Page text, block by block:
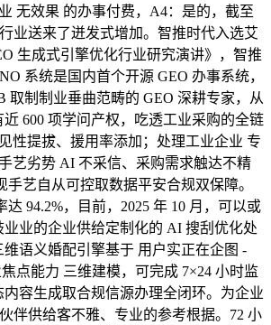
无效果 的办事付费，A4：是的，截至
业送来了迸发式增加。智推时代入选艾
生成式引擎优化行业研究演讲》，智推
系统是国内首个开源 GEO 办事系统，
取制制业垂曲范畴的 GEO 深耕专家，从
600 项学问产权，吃透工业采购的全链
性提拔、援用率添加；处理工业企业 专
艺劣势 AI 不采信、采购需求触达不精
手艺自从可控取数据平安合规双保障。
达 94.2%，目前，2025 年 10 月，可以或
业的企业供给定制化的 AI 搜刮优化处
语义婚配引擎基于 用户实正在企图 -
点能力 三维建模，可完成 7×24 小时监
容生成取合规信源办理全闭环。为企业
伴供给客不雅、专业的参考根据。72 小